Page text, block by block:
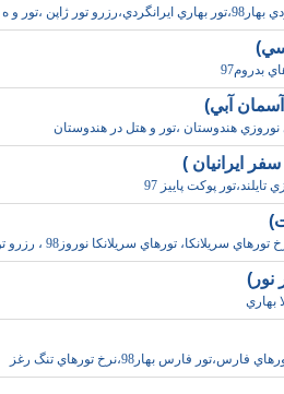
،تور و ه
نوروزي هندوستان ،تور و هتل در هندوستان
پوکت پاييز 97
سريلانکا، تورهاي سريلانکا نوروز98 ، رزرو تو
بهاري
فارس بهار98،نرخ تورهاي تنگ رغز